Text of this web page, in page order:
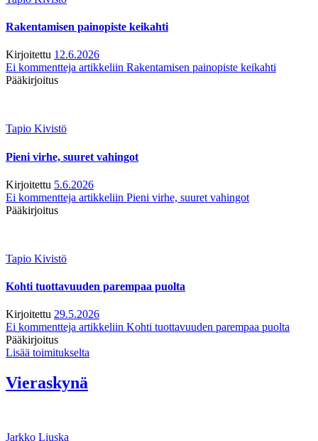
Rakentamisen painopiste keikahti
Kirjoitettu 12.6.2026
Ei kommentteja artikkeliin Rakentamisen painopiste keikahti
Pääkirjoitus
Tapio Kivistö
Pieni virhe, suuret vahingot
Kirjoitettu 5.6.2026
Ei kommentteja artikkeliin Pieni virhe, suuret vahingot
Pääkirjoitus
Tapio Kivistö
Kohti tuottavuuden parempaa puolta
Kirjoitettu 29.5.2026
Ei kommentteja artikkeliin Kohti tuottavuuden parempaa puolta
Pääkirjoitus
Lisää toimitukselta
Vieraskynä
Jarkko Liuska